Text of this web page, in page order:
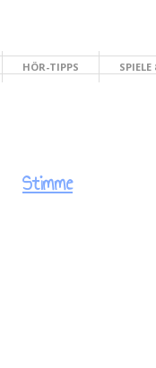
HÖR-TIPPS
Stimme